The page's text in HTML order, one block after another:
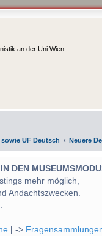
an der Uni Wien
UF Deutsch Neuere
DEN
mehr möglich,
Andachtszwecken.
->